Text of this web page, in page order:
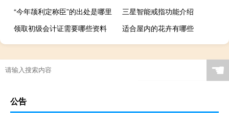
“今年颉利定称臣”的出处是哪里
三星智能戒指功能介绍
领取初级会计证需要哪些资料
适合屋内的花卉有哪些
☚
公告